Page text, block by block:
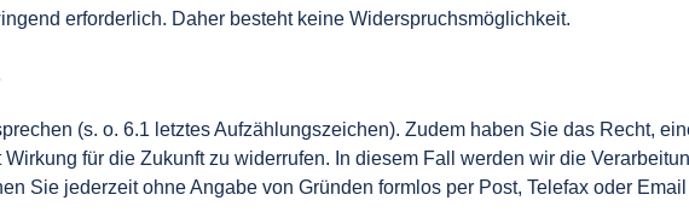
erforderlich. Daher besteht keine Widerspruchsmöglichkeit.
(s. o. 6.1 letztes Aufzählungszeichen). Zudem haben Sie das Recht,
für die Zukunft zu widerrufen. In diesem Fall werden wir die
Sie jederzeit ohne Angabe von Gründen formlos per Post, Telefax oder